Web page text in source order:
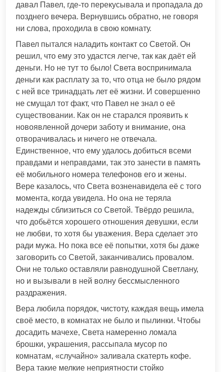
давал Павел, где-то перекусывала и пропадала до
позднего вечера. Вернувшись обратно, не говоря
ни слова, проходила в свою комнату.
Павел пытался наладить контакт со Светой. Он
решил, что ему это удастся легче, так как даёт ей
деньги. Но не тут то было! Света воспринимала
деньги как расплату за то, что отца не было рядом
с ней все тринадцать лет её жизни. И совершенно
не смущал тот факт, что Павел не знал о её
существовании. Как он не старался проявить к
новоявленной дочери заботу и внимание, она
отворачивалась и ничего не отвечала.
Единственное, что ему удалось добиться всеми
правдами и неправдами, так это занести в память
её мобильного номера телефонов его и жены.
Вере казалось, что Света возненавидела её с того
момента, когда увидела. Но она не теряла
надежды сблизиться со Светой. Твёрдо решила,
что добьётся хорошего отношения девушки, если
не любви, то хотя бы уважения. Вера сделает это
ради мужа. Но пока все её попытки, хотя бы даже
заговорить со Светой, заканчивались провалом.
Они не только оставляли равнодушной Светлану,
но и вызывали в ней волну бессмысленного
раздражения.
Вера любила порядок, чистоту, каждая вещь имела
своё место, в комнатах не было и пылинки. Чтобы
досадить мачехе, Света намеренно ломала
брошки, украшения, рассыпала мусор по
комнатам, «случайно» заливала скатерть кофе.
Вера такие мелкие неприятности стойко